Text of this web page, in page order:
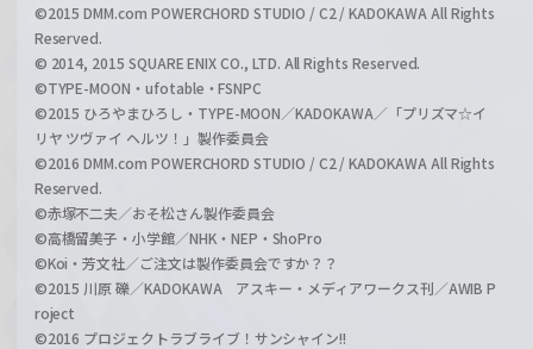
©2015 DMM.com POWERCHORD STUDIO / C2 / KADOKAWA All Rights
Reserved.
© 2014, 2015 SQUARE ENIX CO., LTD. All Rights Reserved.
©TYPE-MOON・ufotable・FSNPC
©2015 ひろやまひろし・TYPE-MOON／KADOKAWA／「プリズマ☆イ
リヤ ツヴァイ ヘルツ！」製作委員会
©2016 DMM.com POWERCHORD STUDIO / C2 / KADOKAWA All Rights
Reserved.
©赤塚不二夫／おそ松さん製作委員会
©高橋留美子・小学館／NHK・NEP・ShoPro
©Koi・芳文社／ご注文は製作委員会ですか？？
©2015 川原 礫／KADOKAWA アスキー・メディアワークス刊／AWIB P
roject
©2016 プロジェクトラブライブ！サンシャイン!!